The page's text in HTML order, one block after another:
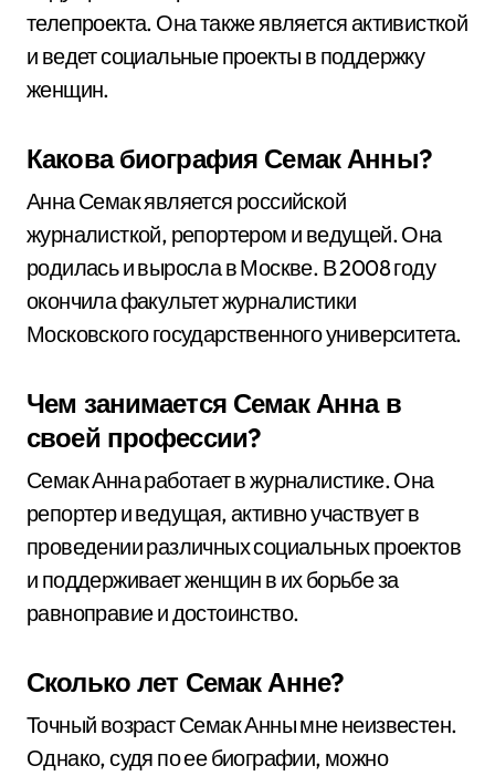
телепроекта. Она также является активисткой
и ведет социальные проекты в поддержку
женщин.
Какова биография Семак Анны?
Анна Семак является российской
журналисткой, репортером и ведущей. Она
родилась и выросла в Москве. В 2008 году
окончила факультет журналистики
Московского государственного университета.
Чем занимается Семак Анна в
своей профессии?
Семак Анна работает в журналистике. Она
репортер и ведущая, активно участвует в
проведении различных социальных проектов
и поддерживает женщин в их борьбе за
равноправие и достоинство.
Сколько лет Семак Анне?
Точный возраст Семак Анны мне неизвестен.
Однако, судя по ее биографии, можно